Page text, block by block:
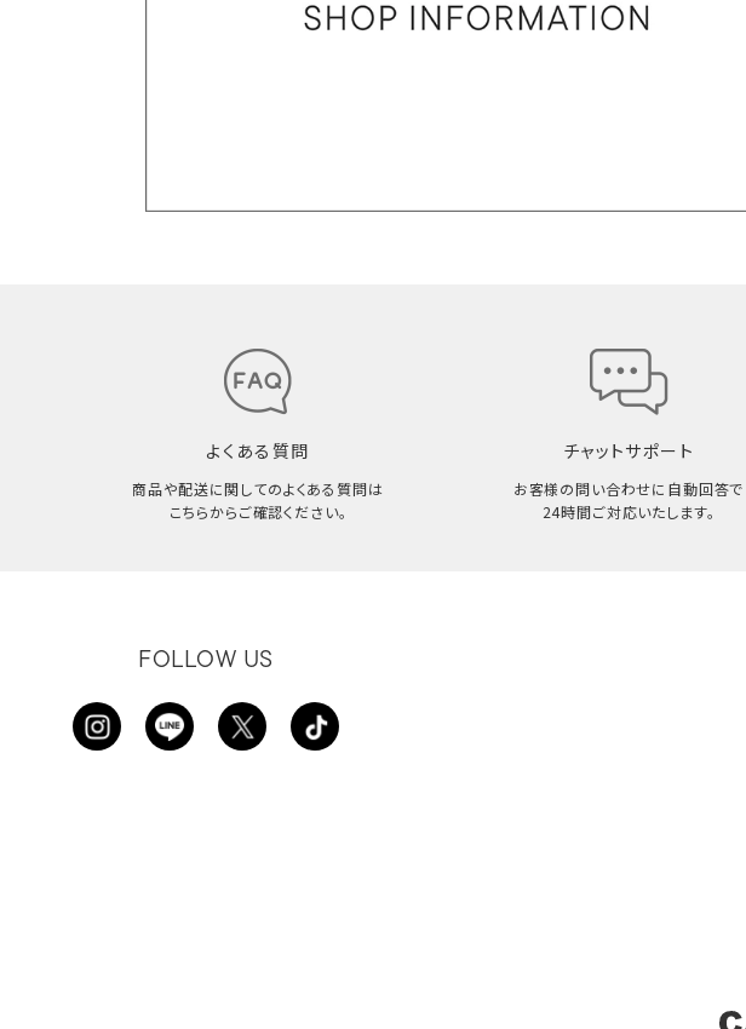
よくある質問
商品や配送に関してのよくある質問は
こちらからご確認ください。
チャットサポート
お客様の問い合わせに自動回答で
24時間ご対応いたします。
FOLLOW US